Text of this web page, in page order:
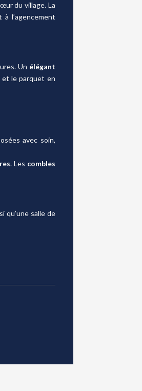
du village. La
l’agencement
Un élégant
et le parquet en
avec soin,
. Les combles
qu’une salle de